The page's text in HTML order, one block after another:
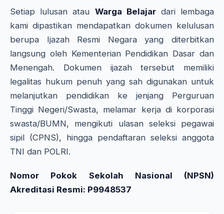
Setiap lulusan atau Warga Belajardari lembaga
kami dipastikan mendapatkan dokumen kelulusan
berupa Ijazah Resmi Negara yang diterbitkan
langsung oleh Kementerian Pendidikan Dasar dan
Menengah. Dokumen ijazah tersebut memiliki
legalitas hukum penuh yang sah digunakan untuk
melanjutkan pendidikan ke jenjang Perguruan
Tinggi Negeri/Swasta, melamar kerja di korporasi
swasta/BUMN, mengikuti ulasan seleksi pegawai
sipil (CPNS), hingga pendaftaran seleksi anggota
TNI dan POLRI.
Nomor Pokok Sekolah Nasional (NPSN)
Akreditasi Resmi: P9948537